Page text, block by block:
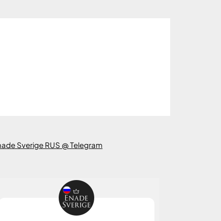
Sverige RUS @ Telegram